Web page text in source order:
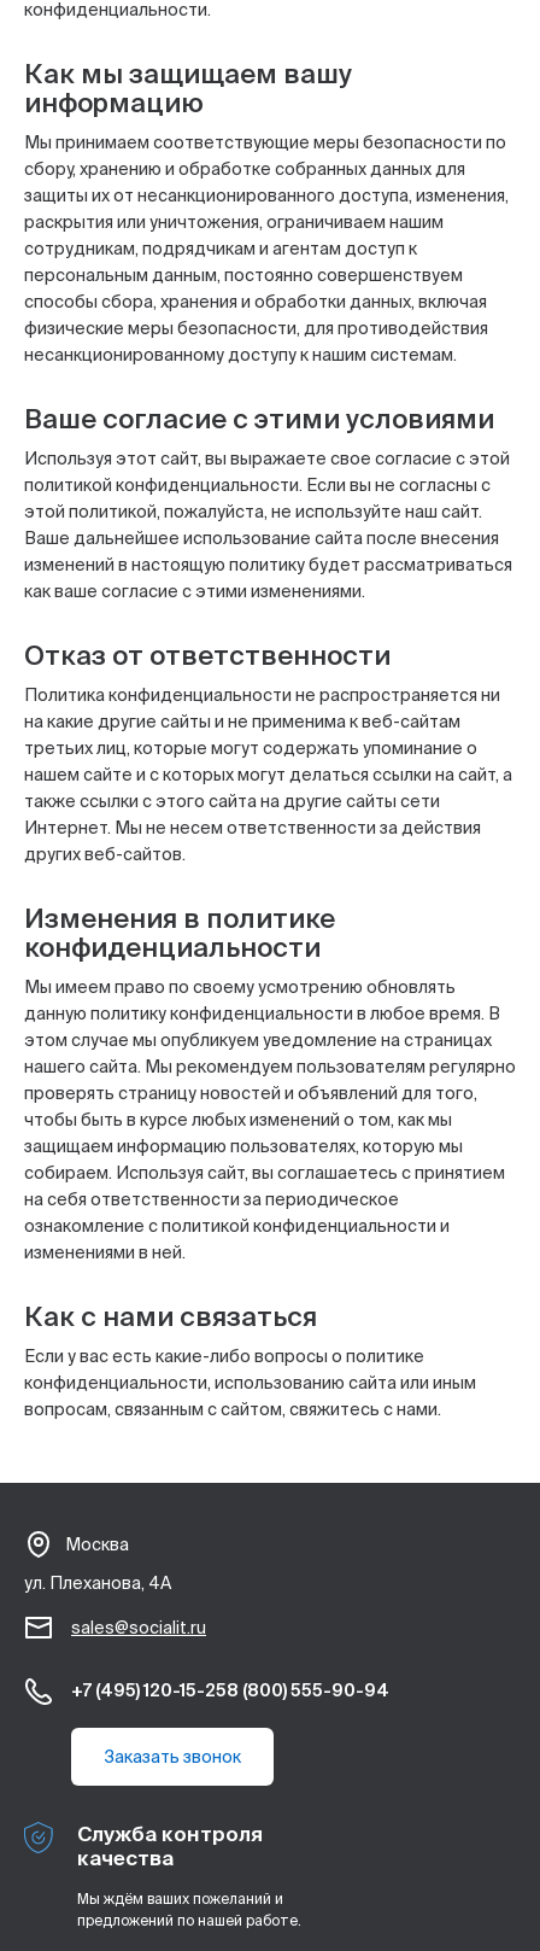
конфиденциальности.
Как мы защищаем вашу
информацию
Мы принимаем соответствующие меры безопасности по
сбору, хранению и обработке собранных данных для
защиты их от несанкционированного доступа, изменения,
раскрытия или уничтожения, ограничиваем нашим
сотрудникам, подрядчикам и агентам доступ к
персональным данным, постоянно совершенствуем
способы сбора, хранения и обработки данных, включая
физические меры безопасности, для противодействия
несанкционированному доступу к нашим системам.
Ваше согласие с этими условиями
Используя этот сайт, вы выражаете свое согласие с этой
политикой конфиденциальности. Если вы не согласны с
этой политикой, пожалуйста, не используйте наш сайт.
Ваше дальнейшее использование сайта после внесения
изменений в настоящую политику будет рассматриваться
как ваше согласие с этими изменениями.
Отказ от ответственности
Политика конфиденциальности не распространяется ни
на какие другие сайты и не применима к веб-сайтам
третьих лиц, которые могут содержать упоминание о
нашем сайте и с которых могут делаться ссылки на сайт, а
также ссылки с этого сайта на другие сайты сети
Интернет. Мы не несем ответственности за действия
других веб-сайтов.
Изменения в политике
конфиденциальности
Мы имеем право по своему усмотрению обновлять
данную политику конфиденциальности в любое время. В
этом случае мы опубликуем уведомление на страницах
нашего сайта. Мы рекомендуем пользователям регулярно
проверять страницу новостей и объявлений для того,
чтобы быть в курсе любых изменений о том, как мы
защищаем информацию пользователях, которую мы
собираем. Используя сайт, вы соглашаетесь с принятием
на себя ответственности за периодическое
ознакомление с политикой конфиденциальности и
изменениями в ней.
Как с нами связаться
Если у вас есть какие-либо вопросы о политике
конфиденциальности, использованию сайта или иным
вопросам, связанным с сайтом, свяжитесь с нами.
Москва
ул. Плеханова, 4А
sales@socialit.ru
+7 (495) 120-15-258 (800) 555-90-94
Заказать звонок
Служба контроля
качества
Мы ждём ваших пожеланий и
предложений по нашей работе.